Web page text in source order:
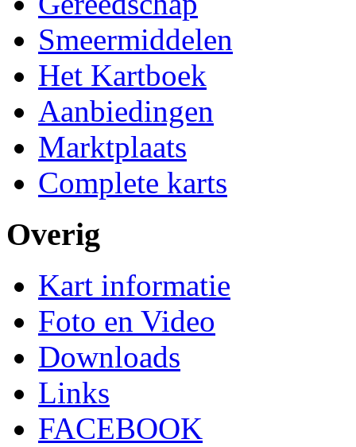
Smeermiddelen
Het Kartboek
Aanbiedingen
Marktplaats
Complete karts
Overig
Kart informatie
Foto en Video
Downloads
Links
FACEBOOK